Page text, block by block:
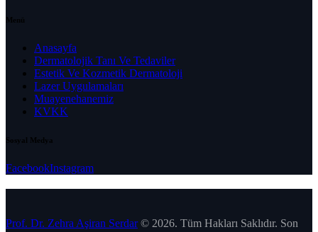
Menü
Anasayfa
Dermatolojik Tanı Ve Tedaviler
Estetik Ve Kozmetik Dermatoloji
Lazer Uygulamaları
Muayenehanemiz
KVKK
Sosyal Medya
FacebookInstagram
Prof. Dr. Zehra Aşiran Serdar© 2026. Tüm Hakları Saklıdır. Son